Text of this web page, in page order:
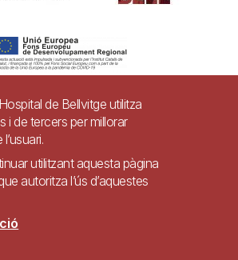
Contacte
Avís legal Ajuda
de Bellvitge utilitza
i de tercers per millorar
utilitzant aquesta pàgina
autoritza l’ús d’aquestes